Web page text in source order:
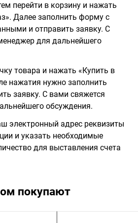
перейти в корзину и нажать
Далее заполнить форму с
и отправить заявку. С
для дальнейшего
товара и нажать «Купить в
нажатия нужно заполнить
заявку. С вами свяжется
обсуждения.
электронный адрес реквизиты
и указать необходимые
для выставления счета
покупают